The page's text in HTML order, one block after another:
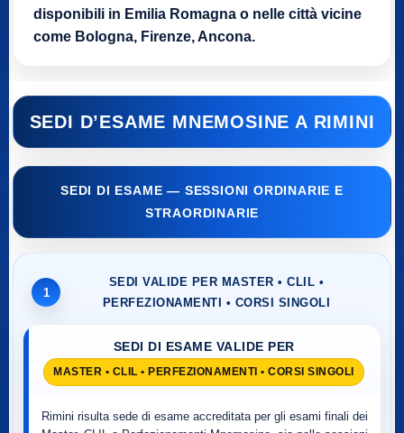
disponibili in Emilia Romagna o nelle città vicine
come Bologna, Firenze, Ancona.
SEDI D’ESAME MNEMOSINE A RIMINI
SEDI DI ESAME — SESSIONI ORDINARIE E
STRAORDINARIE
1
SEDI VALIDE PER MASTER • CLIL •
PERFEZIONAMENTI • CORSI SINGOLI
SEDI DI ESAME VALIDE PER
MASTER • CLIL • PERFEZIONAMENTI • CORSI SINGOLI
Rimini risulta sede di esame accreditata per gli esami finali dei